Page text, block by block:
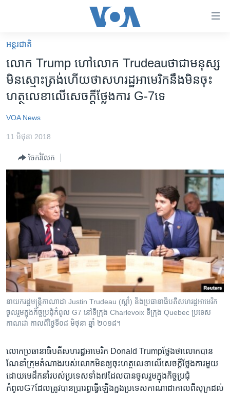
គេហទំព័រ​
ទាក់ទង
និង​
ចូល​
ទំព័រ​
ព័ត៌មាន​​
រំលង​
ទំព័រ​
រចនា
សម្ព័ន្ធ​
រំលង​
និង​
ចូល​
ទៅ​
កាន់​
ទំព័រ​
អន្តរជាតិ
ព្រឹត្តិការណ៍ព័ត៌មាន
ទូរទស្សន៍ / វីដេអូ​
វិទ្យុ / ផតខាសថ៍
កម្មវិធីទាំងអស់
Khmer English
បណ្តាញ​សង្គម
ភាសា
អន្តរជាតិ
លោក Trump ហៅ​លោក Trudeauថា​ជា​មនុស្ស​
មិន​ស្មោះត្រង់​ហើយ​ថា​សហរដ្ឋ​អាមេរិក​នឹង​មិន​ចុះ​
ហត្ថលេខា​លើ​សេចក្តីថ្លែងការ​ G-7ទេ
VOA News
11 មិថុនា 2018
ចែករំលែក
នាយករដ្ឋ​មន្រ្តី​កាណាដា Justin Trudeau (ស្តាំ) និង​ប្រធានាធិបតី​សហរដ្ឋ​អាមេរិក​
ចូល​រួម​ក្នុង​កិច្ច​ប្រជុំ​កំពូល G7 នៅ​ទីក្រុង​ Charlevoix ទីក្រុង Quebec ប្រទេស​
កាណដា កាលពី​ថ្ងៃទី​០៨ មិថុនា ឆ្នាំ ២០១៨។
លោកប្រធានាធិបតី​សហរដ្ឋអាមេរិក Donald Trumpថ្លែង​ថា​លោក​បាន​
ណែនាំ​ក្រុម​តំណាង​របស់​លោក​មិន​ឲ្យ​ចុះ​ហត្ថលេខា​លើ​សេចក្តីថ្លែងការ​មួយ​
ដោយ​មេដឹកនាំ​របស់​ប្រទេសទាំង៧​ដែល​បាន​ចូលរួម​ក្នុង​កិច្ចប្រជុំ​
កំពូលG7ដែល​ត្រូវ​បាន​ប្រារព្ធ​ធ្វើ​ឡើងក្នុង​ប្រទេសកាណាដា​កាល​ពី​សុក្រ​ដល់​